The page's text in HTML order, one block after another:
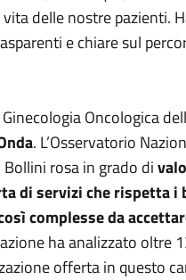
delle nostre pazienti.
e chiare sul
Oncologica
. L’Osservatorio
rosa in grado di
di servizi che rispetta
complesse da
ha analizzato oltre
offerta in questo